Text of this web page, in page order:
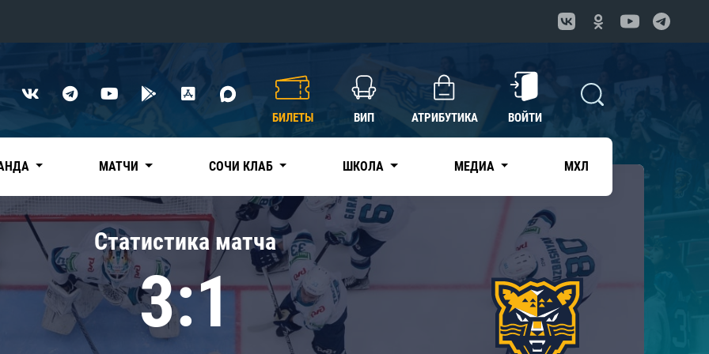
Нефтехимик
Дивизион Чернышева
Авангард
Адмирал
КХЛ
БИЛЕТЫ ВИП АТРИБУТИКА ВОЙТИ
МАТЧИ СОЧИ КЛАБ ШКОЛА МЕДИА МХЛ
Статистика матча
3:1